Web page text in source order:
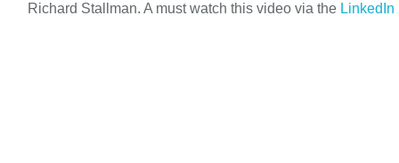
Richard Stallman. A must watch this video via the LinkedIn